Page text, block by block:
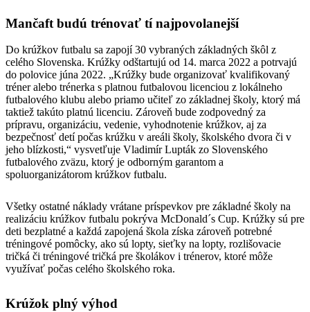
Mančaft budú trénovať tí najpovolanejší
Do krúžkov futbalu sa zapojí 30 vybraných základných škôl z
celého Slovenska. Krúžky odštartujú od 14. marca 2022 a potrvajú
do polovice júna 2022. „Krúžky bude organizovať kvalifikovaný
tréner alebo trénerka s platnou futbalovou licenciou z lokálneho
futbalového klubu alebo priamo učiteľ zo základnej školy, ktorý má
taktiež takúto platnú licenciu. Zároveň bude zodpovedný za
prípravu, organizáciu, vedenie, vyhodnotenie krúžkov, aj za
bezpečnosť detí počas krúžku v areáli školy, školského dvora či v
jeho blízkosti,“ vysvetľuje Vladimír Lupták zo Slovenského
futbalového zväzu, ktorý je odborným garantom a
spoluorganizátorom krúžkov futbalu.
Všetky ostatné náklady vrátane príspevkov pre základné školy na
realizáciu krúžkov futbalu pokrýva McDonald´s Cup. Krúžky sú pre
deti bezplatné a každá zapojená škola získa zároveň potrebné
tréningové pomôcky, ako sú lopty, sieťky na lopty, rozlišovacie
tričká či tréningové tričká pre školákov i trénerov, ktoré môže
využívať počas celého školského roka.
Krúžok plný výhod